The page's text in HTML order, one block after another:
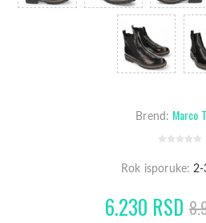
Brend: Marco
Rok isporuke: 2-
6.230 RSD